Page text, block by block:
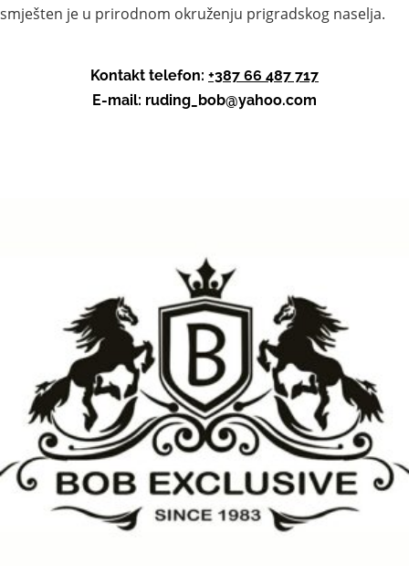
smješten je u prirodnom okruženju prigradskog naselja.
Kontakt telefon: +387 66 487 717
E-mail: ruding_bob@yahoo.com